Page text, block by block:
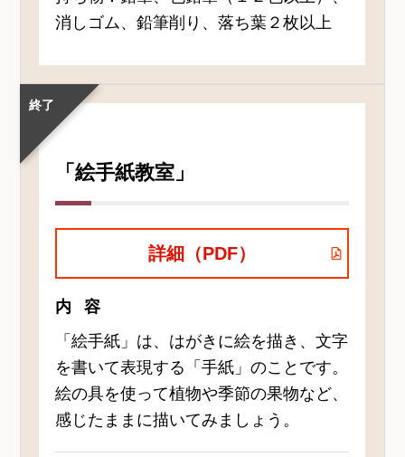
消しゴム、鉛筆削り、落ち葉２枚以上
終了
「絵手紙教室」
詳細（PDF）
内容
「絵手紙」は、はがきに絵を描き、文字
を書いて表現する「手紙」のことです。
絵の具を使って植物や季節の果物など、
感じたままに描いてみましょう。